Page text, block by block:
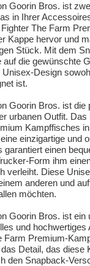
Goorin Bros. ist
in Ihrer
The Farm
Kappe hervor und
Stück. Mit dem
auf die gewünschte
Design
ist.
Goorin Bros. ist die
urbanen Outfit.
Kampffisches
einzigartige und
garantiert einen
Form ihm
verleiht. Diese
anderen und
möchten.
Goorin Bros. ist ein
und
Farm Premium-
Detail, das diese
den Snapback-